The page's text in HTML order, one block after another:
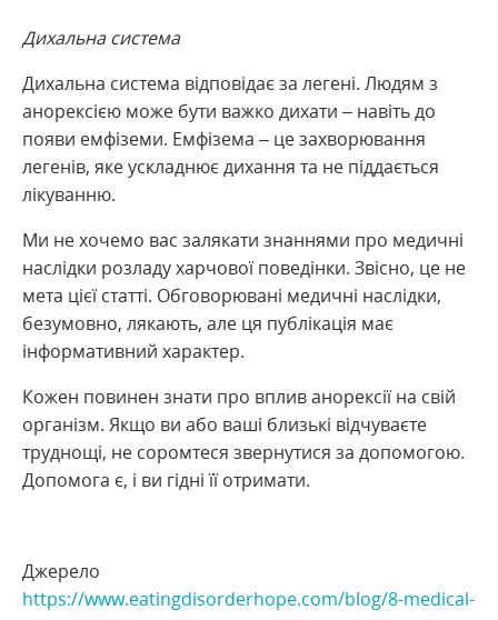
Дихальна система
Дихальна система відповідає за легені. Людям з
анорексією може бути важко дихати – навіть до
появи емфіземи. Емфізема – це захворювання
легенів, яке ускладнює дихання та не піддається
лікуванню.
Ми не хочемо вас залякати знаннями про медичні
наслідки розладу харчової поведінки. Звісно, це не
мета цієї статті. Обговорювані медичні наслідки,
безумовно, лякають, але ця публікація має
інформативний характер.
Кожен повинен знати про вплив анорексії на свій
організм. Якщо ви або ваші близькі відчуваєте
труднощі, не соромтеся звернутися за допомогою.
Допомога є, і ви гідні її отримати.
Джерело
https://www.eatingdisorderhope.com/blog/8-medical-